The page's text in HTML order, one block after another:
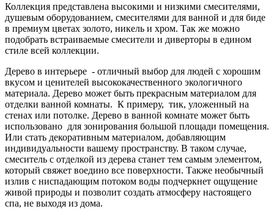
Коллекция представлена высокими и низкими смесителями,
душевым оборудованием, смесителями для ванной и для биде
в премиум цветах золото, никель и хром. Так же можно
подобрать встраиваемые смесители и диверторы в едином
стиле всей коллекции.
Дерево в интерьере - отличный выбор для людей с хорошим
вкусом и ценителей высококачественного экологичного
материала. Дерево может быть прекрасным материалом для
отделки ванной комнаты. К примеру, тик, уложенный на
стенах или потолке. Дерево в ванной комнате может быть
использовано для зонирования большой площади помещения.
Или стать декоративным материалом, добавляющим
индивидуальности вашему пространству. В таком случае,
смеситель с отделкой из дерева станет тем самым элементом,
который свяжет воедино все поверхности. Также необычный
излив с ниспадающим потоком воды подчеркнет ощущение
живой природы и позволит создать атмосферу настоящего
спа, не выходя из дома.